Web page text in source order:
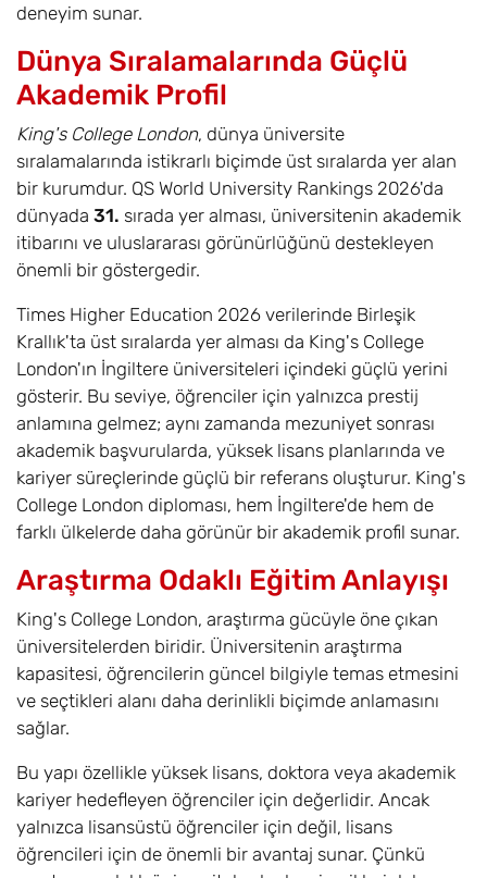
deneyim sunar.
Dünya Sıralamalarında Güçlü
Akademik Profil
King's College London, dünya üniversite
sıralamalarında istikrarlı biçimde üst sıralarda yer alan
bir kurumdur. QS World University Rankings 2026'da
dünyada 31. sırada yer alması, üniversitenin akademik
itibarını ve uluslararası görünürlüğünü destekleyen
önemli bir göstergedir.
Times Higher Education 2026 verilerinde Birleşik
Krallık'ta üst sıralarda yer alması da King's College
London'ın İngiltere üniversiteleri içindeki güçlü yerini
gösterir. Bu seviye, öğrenciler için yalnızca prestij
anlamına gelmez; aynı zamanda mezuniyet sonrası
akademik başvurularda, yüksek lisans planlarında ve
kariyer süreçlerinde güçlü bir referans oluşturur. King's
College London diploması, hem İngiltere'de hem de
farklı ülkelerde daha görünür bir akademik profil sunar.
Araştırma Odaklı Eğitim Anlayışı
King's College London, araştırma gücüyle öne çıkan
üniversitelerden biridir. Üniversitenin araştırma
kapasitesi, öğrencilerin güncel bilgiyle temas etmesini
ve seçtikleri alanı daha derinlikli biçimde anlamasını
sağlar.
Bu yapı özellikle yüksek lisans, doktora veya akademik
kariyer hedefleyen öğrenciler için değerlidir. Ancak
yalnızca lisansüstü öğrenciler için değil, lisans
öğrencileri için de önemli bir avantaj sunar. Çünkü